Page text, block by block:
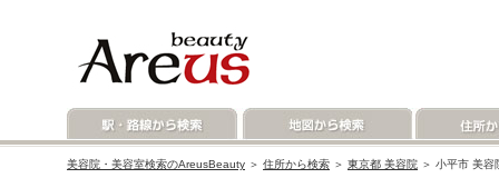
美容院・美容室検索のAreusBeauty ＞ 住所から検索 ＞ 東京都 美容院 ＞ 小平市 美容